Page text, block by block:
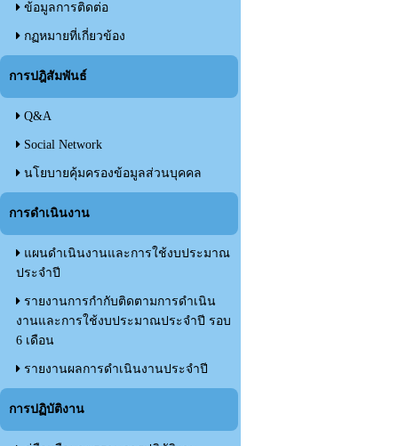
ข้อมูลการติดต่อ
กฏหมายที่เกี่ยวข้อง
การปฎิสัมพันธ์
Q&A
Social Network
นโยบายคุ้มครองข้อมูลส่วนบุคคล
การดำเนินงาน
แผนดำเนินงานและการใช้งบประมาณ
ประจำปี
รายงานการกำกับติดตามการดำเนิน
งานและการใช้งบประมาณประจำปี รอบ
6 เดือน
รายงานผลการดำเนินงานประจำปี
การปฏิบัติงาน